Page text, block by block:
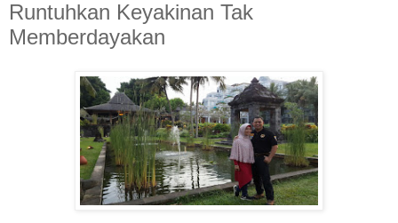
Runtuhkan Keyakinan Tak
Memberdayakan